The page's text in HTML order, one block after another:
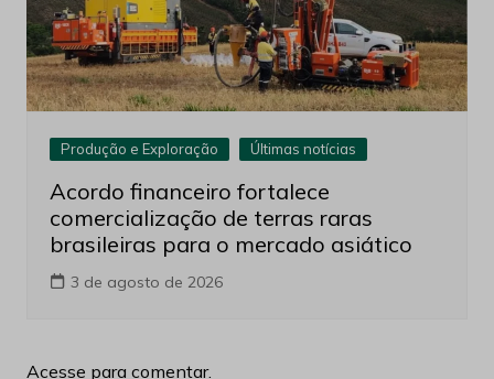
Produção e Exploração Últimas notícias
Acordo financeiro fortalece
comercialização de terras raras
brasileiras para o mercado asiático
3 de agosto de 2026
Acesse para comentar.